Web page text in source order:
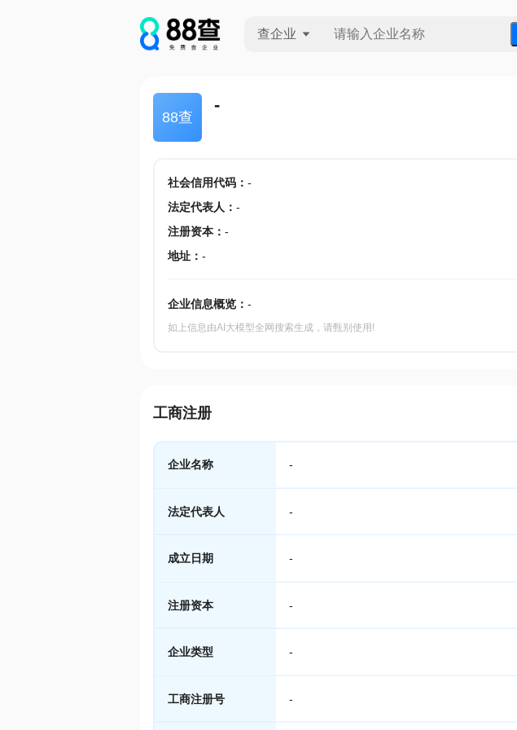
查企业
88查
-
社会信用代码： -
法定代表人 ： -
注册资本： -
地址： -
企业信息概览： -
如上信息由AI大模型全网搜索生成，请甄别使用!
工商注册
企业名称 -
法定代表人 -
成立日期 -
注册资本 -
企业类型 -
工商注册号 -